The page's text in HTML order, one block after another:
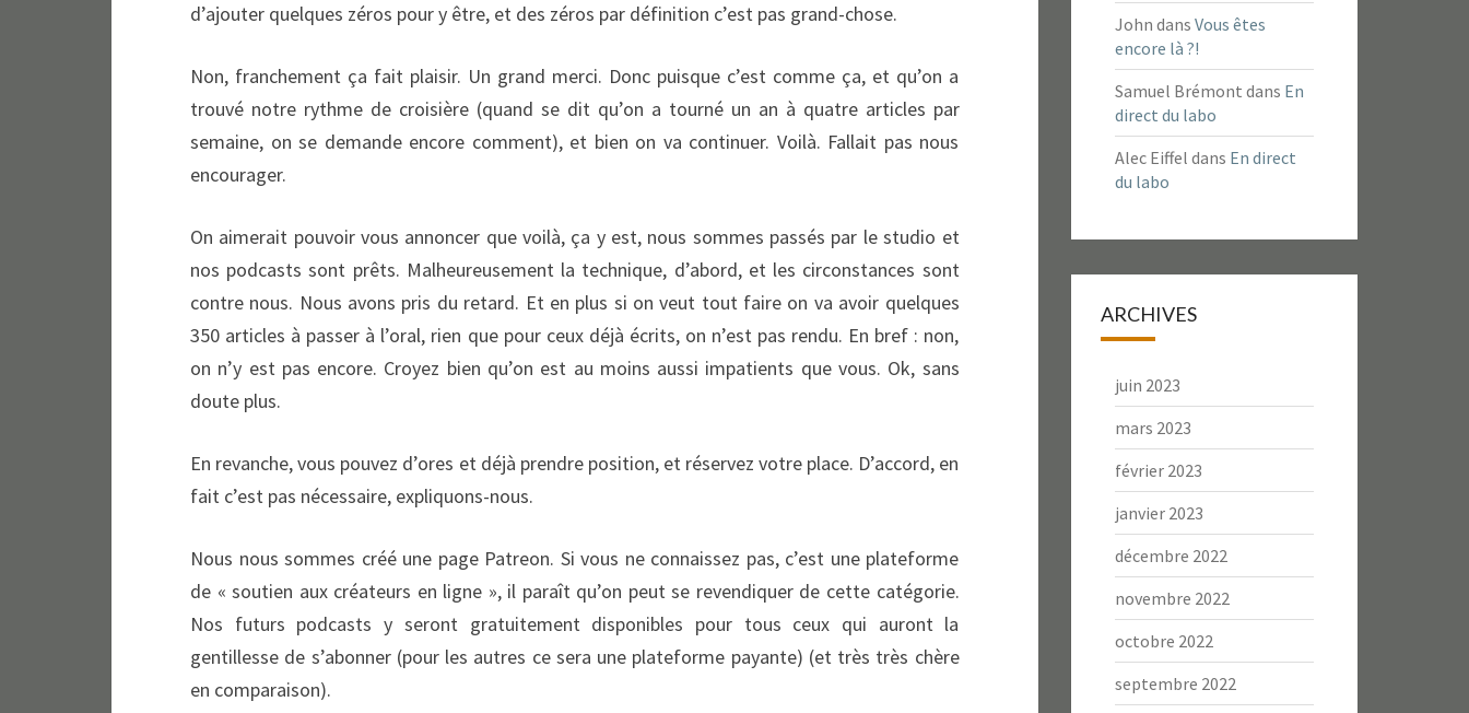
d’ajouter quelques zéros pour y être, et des zéros par définition c’est pas grand-chose.
Non, franchement ça fait plaisir. Un grand merci. Donc puisque c’est comme ça, et qu’on a
trouvé notre rythme de croisière (quand se dit qu’on a tourné un an à quatre articles par
semaine, on se demande encore comment), et bien on va continuer. Voilà. Fallait pas nous
encourager.
On aimerait pouvoir vous annoncer que voilà, ça y est, nous sommes passés par le studio et
nos podcasts sont prêts. Malheureusement la technique, d’abord, et les circonstances sont
contre nous. Nous avons pris du retard. Et en plus si on veut tout faire on va avoir quelques
350 articles à passer à l’oral, rien que pour ceux déjà écrits, on n’est pas rendu. En bref : non,
on n’y est pas encore. Croyez bien qu’on est au moins aussi impatients que vous. Ok, sans
doute plus.
En revanche, vous pouvez d’ores et déjà prendre position, et réservez votre place. D’accord, en
fait c’est pas nécessaire, expliquons-nous.
Nous nous sommes créé une page Patreon. Si vous ne connaissez pas, c’est une plateforme
de « soutien aux créateurs en ligne », il paraît qu’on peut se revendiquer de cette catégorie.
Nos futurs podcasts y seront gratuitement disponibles pour tous ceux qui auront la
gentillesse de s’abonner (pour les autres ce sera une plateforme payante) (et très très chère
en comparaison).
John dans Vous êtes
encore là ?!
Samuel Brémont dans En
direct du labo
Alec Eiffel dans En direct
du labo
ARCHIVES
juin 2023
mars 2023
février 2023
janvier 2023
décembre 2022
novembre 2022
octobre 2022
septembre 2022